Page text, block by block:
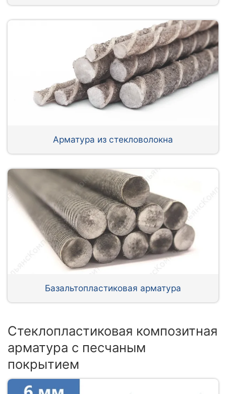
Арматура из стекловолокна
Базальтопластиковая арматура
Стеклопластиковая композитная
арматура с песчаным
покрытием